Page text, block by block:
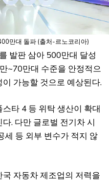
만대 돌파 (출처-르노코리아)
발판 삼아 500만대 달성
~70만대 수준을 안정적으
가능할 것으로 예상된다.
타 4 등 위탁 생산이 확대
. 다만 글로벌 전기차 시
세 등 외부 변수가 적지 않
자동차 제조업의 저력을